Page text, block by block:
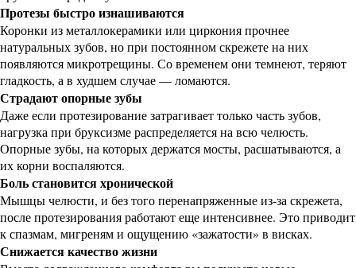
Протезы быстро изнашиваются
Коронки из металлокерамики или циркония прочнее
натуральных зубов, но при постоянном скрежете на них
появляются микротрещины. Со временем они темнеют, теряют
гладкость, а в худшем случае — ломаются.
Страдают опорные зубы
Даже если протезирование затрагивает только часть зубов,
нагрузка при бруксизме распределяется на всю челюсть.
Опорные зубы, на которых держатся мосты, расшатываются, а
их корни воспаляются.
Боль становится хронической
Мышцы челюсти, и без того перенапряженные из-за скрежета,
после протезирования работают еще интенсивнее. Это приводит
к спазмам, мигреням и ощущению «зажатости» в висках.
Снижается качество жизни